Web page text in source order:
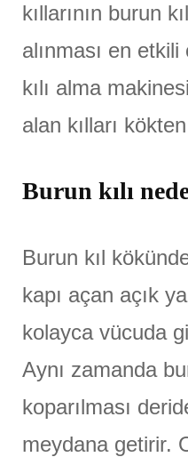
kıllarının burun
alınması en
kılı alma
alan kılları
Burun kılı
Burun kıl
kapı açan açık
kolayca vücuda
Aynı zamanda
koparılması
meydana getirir.